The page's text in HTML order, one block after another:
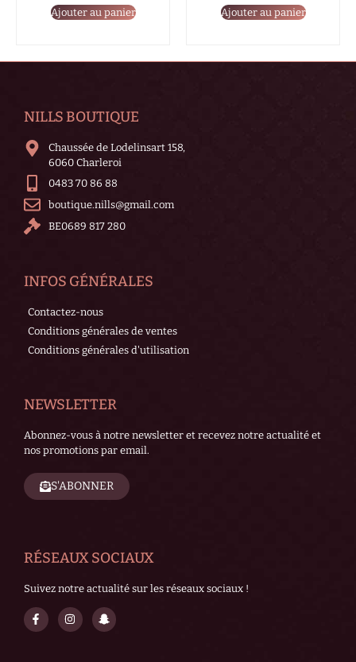
Ajouter au panier Ajouter au panier
NILLS BOUTIQUE
Chaussée de Lodelinsart 158,
6060 Charleroi
0483 70 86 88
boutique.nills@gmail.com
BE0689 817 280
INFOS GÉNÉRALES
Contactez-nous
Conditions générales de ventes
Conditions générales d'utilisation
NEWSLETTER
Abonnez-vous à notre newsletter et recevez notre actualité et
nos promotions par email.
S'ABONNER
RÉSEAUX SOCIAUX
Suivez notre actualité sur les réseaux sociaux !